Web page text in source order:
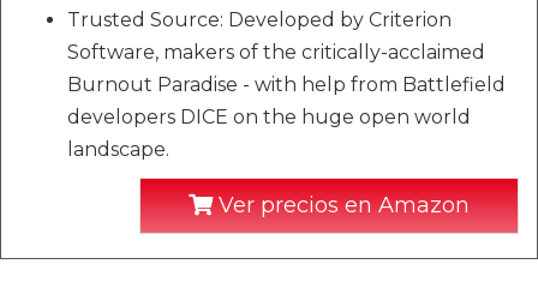
Trusted Source: Developed by Criterion
Software, makers of the critically-acclaimed
Burnout Paradise - with help from Battlefield
developers DICE on the huge open world
landscape.
Ver precios en Amazon